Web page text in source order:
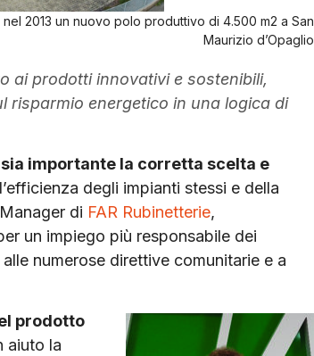
2013 un nuovo polo produttivo di 4.500 m2 a San
Maurizio d’Opaglio
ai prodotti innovativi e sostenibili,
risparmio energetico in una logica di
importante la corretta scelta e
degli impianti stessi e della
di FAR Rubinetterie,
un impiego più responsabile dei
numerose direttive comunitarie e a
prodotto
aiuto la